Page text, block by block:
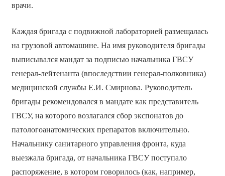
врачи.
Каждая бригада с подвижной лабораторией размещалась
на грузовой автомашине. На имя руководителя бригады
выписывался мандат за подписью начальника ГВСУ
генерал-лейтенанта (впоследствии генерал-полковника)
медицинской службы Е.И. Смирнова. Руководитель
бригады рекомендовался в мандате как представитель
ГВСУ, на которого возлагался сбор экспонатов до
патологоанатомических препаратов включительно.
Начальнику санитарного управления фронта, куда
выезжала бригада, от начальника ГВСУ поступало
распоряжение, в котором говорилось (как, например,